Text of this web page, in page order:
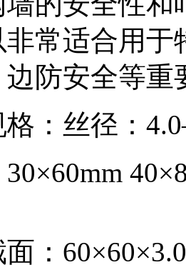
常适合用
防安全等
：丝径：
30×60mm
：